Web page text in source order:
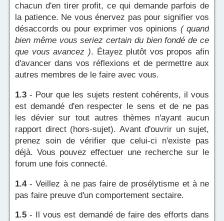
chacun d'en tirer profit, ce qui demande parfois de
la patience. Ne vous énervez pas pour signifier vos
désaccords ou pour exprimer vos opinions ( quand
bien même vous seriez certain du bien fondé de ce
que vous avancez ). Étayez plutôt vos propos afin
d'avancer dans vos réflexions et de permettre aux
autres membres de le faire avec vous.
1.3 - Pour que les sujets restent cohérents, il vous
est demandé d'en respecter le sens et de ne pas
les dévier sur tout autres thèmes n'ayant aucun
rapport direct (hors-sujet). Avant d'ouvrir un sujet,
prenez soin de vérifier que celui-ci n'existe pas
déjà. Vous pouvez effectuer une recherche sur le
forum une fois connecté.
1.4- Veillez à ne pas faire de prosélytisme et à ne
pas faire preuve d'un comportement sectaire.
1.5 - Il vous est demandé de faire des efforts dans